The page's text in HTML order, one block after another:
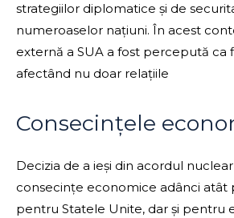
strategiilor diplomatice și de
numeroaselor națiuni. În acest
externă a SUA a fost percepută ca
afectând nu doar relațiile
Consecințele
Decizia de a ieși din acordul
consecințe economice adânci atât
pentru Statele Unite, dar și pentru